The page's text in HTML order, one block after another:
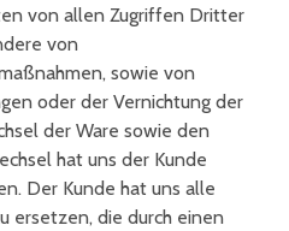
von allen Zugriffen Dritter
von
sowie von
oder der Vernichtung der
der Ware sowie den
hat uns der Kunde
Der Kunde hat uns alle
ersetzen, die durch einen